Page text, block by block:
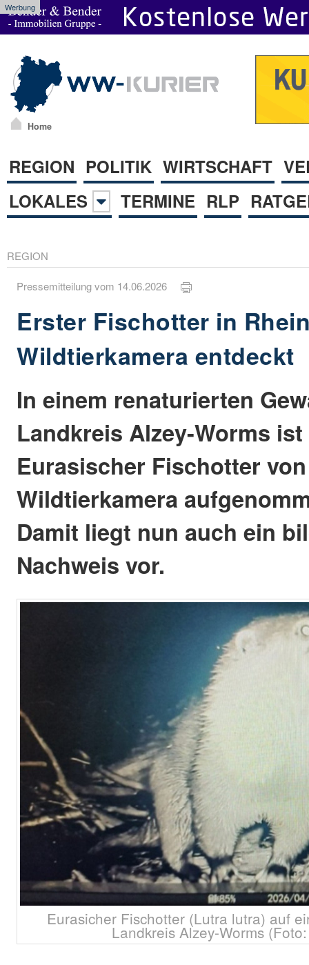
Werbung
Home
REGION POLITIK WIRTSCHAFT
LOKALES
TERMINE RLP
REGION
Pressemitteilung vom 14.06.2026
Erster Fischotter in
Wildtierkamera entdeckt
In einem renaturierten
Landkreis Alzey-Worms
Eurasischer Fischotter
Wildtierkamera
Damit liegt nun auch ein
Nachweis vor.
Eurasicher Fischotter (Lutra lutra) auf
Landkreis Alzey-Worms